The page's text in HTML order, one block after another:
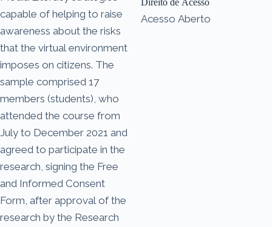
capable of helping to raise
awareness about the risks
that the virtual environment
imposes on citizens. The
sample comprised 17
members (students), who
attended the course from
July to December 2021 and
agreed to participate in the
research, signing the Free
and Informed Consent
Form, after approval of the
research by the Research
Acesso Aberto